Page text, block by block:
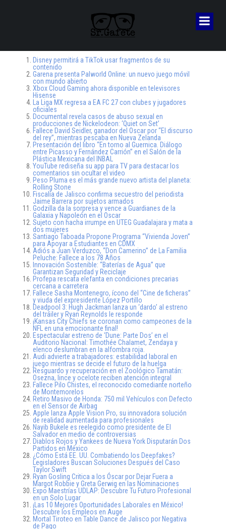
Disney permitirá a TikTok usar fragmentos de su
contenido
Garena presenta Palworld Online: un nuevo juego móvil
con mundo abierto
Xbox Cloud Gaming ahora disponible en televisores
Hisense
La Liga MX regresa a EA FC 27 con clubes y jugadores
oficiales
Documental revela casos de abuso sexual en
producciones de Nickelodeon: ‘Quiet on Set’
Fallece David Seidler, ganador del Oscar por “El discurso
del rey”, mientras pescaba en Nueva Zelanda
Presentación del libro “En torno al Guernica. Diálogo
entre Picasso y Fernández Carrión” en el Salón de la
Plástica Mexicana del INBAL
YouTube rediseña su app para TV para destacar los
comentarios sin ocultar el video
Peso Pluma es el más grande nuevo artista del planeta:
Rolling Stone
Fiscalía de Jalisco confirma secuestro del periodista
Jaime Barrera por sujetos armados
Godzilla da la sorpresa y vence a Guardianes de la
Galaxia y Napoleón en el Oscar
Sujeto con hacha irrumpe en UTEG Guadalajara y mata a
dos mujeres
Santiago Taboada Propone Programa “Vivienda Joven”
para Apoyar a Estudiantes en CDMX
Adiós a Juan Verduzco, “Don Camerino” de La Familia
Peluche: Fallece a los 78 Años
Innovación Sostenible: “Baterías de Agua” que
Garantizan Seguridad y Reciclaje
Profepa rescata elefanta en condiciones precarias
cercana a carretera
Fallece Sasha Montenegro, ícono del “Cine de ficheras”
y viuda del expresidente López Portillo
Deadpool 3: Hugh Jackman lanza un ‘dardo’ al estreno
del tráiler y Ryan Reynolds le responde
¡Kansas City Chiefs se coronan como campeones de la
NFL en una emocionante final!
Espectacular estreno de ‘Dune: Parte Dos’ en el
Auditorio Nacional: Timothée Chalamet, Zendaya y
elenco deslumbran en la alfombra roja.
Audi advierte a trabajadores: estabilidad laboral en
juego mientras se decide el futuro de la huelga
Resguardo y recuperación en el Zoológico Tamatán:
Osezna, lince y ocelote reciben atención integral
Fallece Pilo Chistes, el reconocido comediante norteño
de Montemorelos
Retiro Masivo de Honda: 750 mil Vehículos con Defecto
en el Sensor de Airbag
Apple lanza Apple Vision Pro, su innovadora solución
de realidad aumentada para profesionales
Nayib Bukele es reelegido como presidente de El
Salvador en medio de controversias
Diablos Rojos y Yankees de Nueva York Disputarán Dos
Partidos en México
¿Cómo Está EE. UU. Combatiendo los Deepfakes?
Legisladores Buscan Soluciones Después del Caso
Taylor Swift
Ryan Gosling Critica a los Óscar por Dejar Fuera a
Margot Robbie y Greta Gerwig en las Nominaciones
Expo Maestrías UDLAP: Descubre Tu Futuro Profesional
en un Solo Lugar
¡Las 10 Mejores Oportunidades Laborales en México!
Descubre los Empleos en Auge
Mortal Tiroteo en Table Dance de Jalisco por Negativa
de Pago